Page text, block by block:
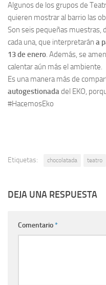
Algunos de los grupos de
quieren mostrar al barrio las
Son seis pequeñas muestras,
cada una, que interpretarán a
13 de enero. Además, se
calentar aún más el ambiente.
Es una manera más de
autogestionadadel EKO,
#HacemosEko
Etiquetas: chocolatada teatro
DEJA UNA RESPUESTA
Comentario*